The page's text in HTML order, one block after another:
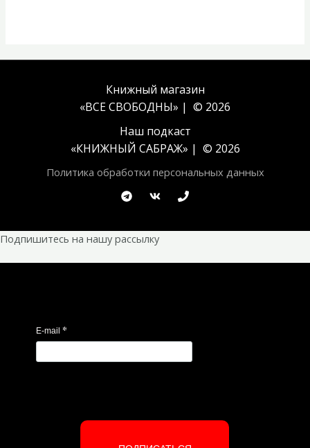
Книжный магазин
«ВСЕ СВОБОДНЫ» | © 2026
Наш подкаст
«КНИЖНЫЙ САБРАЖ» | © 2026
Политика обработки персональных данных
Подпишитесь на нашу рассылку
E-mail *